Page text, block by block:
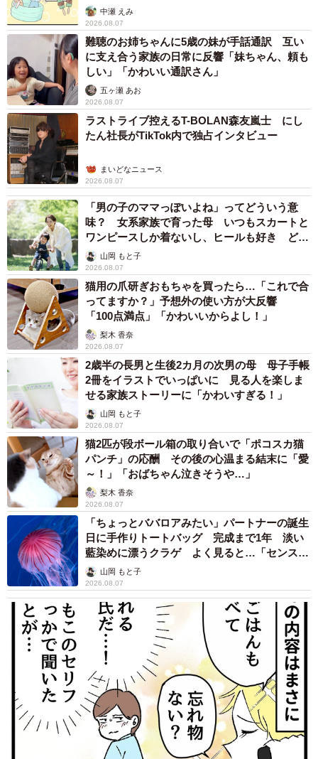
中瀬 えみ
2026.08.07
難聴のお姉ちゃんに5歳の妹が手話通訳 互い
に支え合う家族の日常に反響「妹ちゃん、頼も
しい」「かわいい通訳さん」
五ヶ瀬 あお
2026.08.07
ラストライブ控えるT-BOLAN森友嵐士 にし
たん社長がTikTok内で独占インタビュー
まいどなニュース
2026.08.07
「男の子のママっぽいよね」ってどういう意
味？ 女系家族で育った母 いつもスカートと
ワンピースしか着ないし、ヒールも好き どの
へんが…
山岡 もと子
2026.08.07
猫用の爪研ぎおもちゃを買ったら…「これで合
ってますか？」予想外の使い方が大反響
「100点満点」「かわいいからよし！」
梨木 香奈
2026.08.07
2歳半の長男と生後2カ月の次男の母 母子手帳
2冊をイラストでいっぱいに 見る人を楽しま
せる家族ストーリーに「かわいすぎる！」
山岡 もと子
2026.08.07
猫2匹が段ボール箱の取り合いで「ポコスカ猫
パンチ」の応酬 その後の心温まる結末に「愛
～！」「おばちゃん泣きそうや…」
梨木 香奈
2026.08.07
「ちょっとババロアみたい」パートナーの誕生
日に手作りトートバッグ 完成まで1年 淡い
藍染めに漂うクラゲ よく見ると…「センスす
ごい」山岡 もと子
2026.08.07